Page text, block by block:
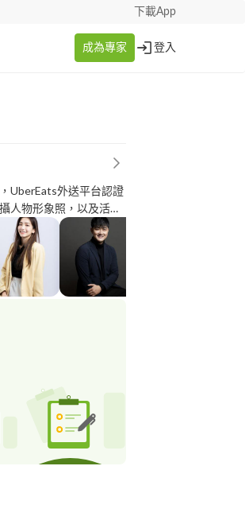
下載App
成為專家 登入
UberEats外送平台認證
人物形象照，以及活動